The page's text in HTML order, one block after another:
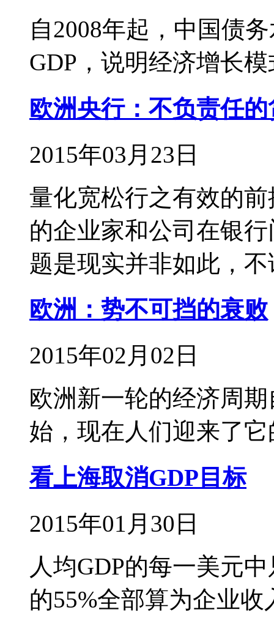
自2008年起，中国债
GDP，说明经济增长
欧洲央行：不负责任
2015年03月23日
量化宽松行之有效的
的企业家和公司在银
题是现实并非如此，
欧洲：势不可挡的衰败
2015年02月02日
欧洲新一轮的经济周
始，现在人们迎来了
看上海取消GDP目标
2015年01月30日
人均GDP的每一美元
的55%全部算为企业